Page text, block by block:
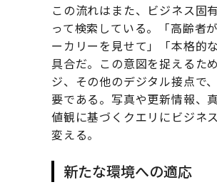
この流れはまた、ビジネス固
って検索している。「高齢者
ーカリーを見せて」「本格的
具合だ。この意図を捉えるた
ジ、その他のデジタル接点で
要である。写真や更新情報、
値観に基づくクエリにビジネ
変える。
新たな環境への適応